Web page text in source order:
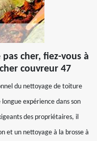
cher, fiez-vous à
couvreur 47
du nettoyage de toiture
expérience dans son
des propriétaires, il
et un nettoyage à la brosse à